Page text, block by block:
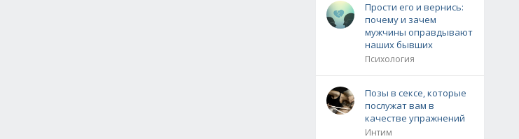
Прости его и вернись:
почему и зачем
мужчины оправдывают
наших бывших
Психология
Позы в сексе, которые
послужат вам в
качестве упражнений
Интим